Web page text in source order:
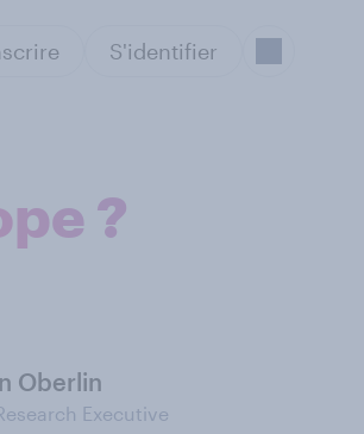
S'identifier
?
Oberlin
Executive